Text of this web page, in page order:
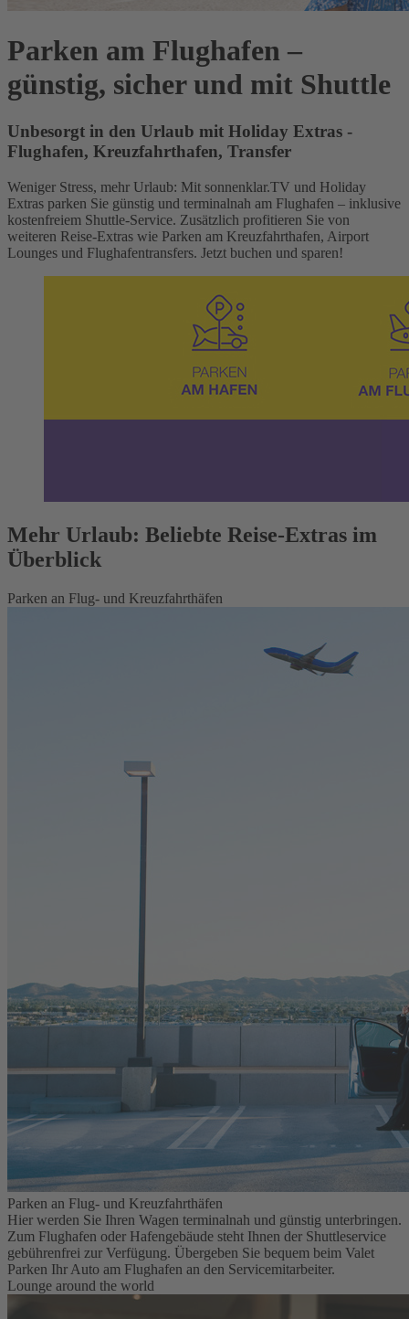
Parken am Flughafen –
günstig, sicher und mit Shuttle
Unbesorgt in den Urlaub mit Holiday Extras -
Flughafen, Kreuzfahrthafen, Transfer
Weniger Stress, mehr Urlaub: Mit sonnenklar.TV und Holiday
Extras parken Sie günstig und terminalnah am Flughafen – inklusive
kostenfreiem Shuttle-Service. Zusätzlich profitieren Sie von
weiteren Reise-Extras wie Parken am Kreuzfahrthafen, Airport
Lounges und Flughafentransfers. Jetzt buchen und sparen!
Mehr Urlaub: Beliebte Reise-Extras im
Überblick
Parken an Flug- und Kreuzfahrthäfen
Parken an Flug- und Kreuzfahrthäfen
Hier werden Sie Ihren Wagen terminalnah und günstig unterbringen.
Zum Flughafen oder Hafengebäude steht Ihnen der Shuttleservice
gebührenfrei zur Verfügung. Übergeben Sie bequem beim Valet
Parken Ihr Auto am Flughafen an den Servicemitarbeiter.
Lounge around the world